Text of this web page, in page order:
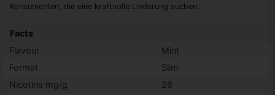
Konsumenten, die eine kraftvolle Linderung suchen.
Facts
Flavour
Mint
Format
Slim
Nicotine mg/g
26